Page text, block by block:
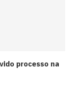
processo na